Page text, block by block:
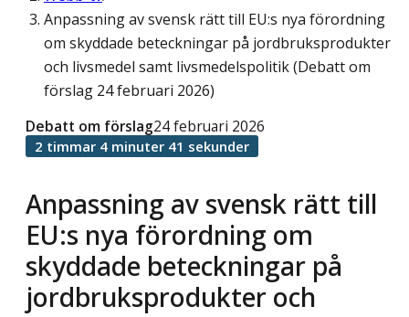
Anpassning av svensk rätt till EU:s nya förordning
om skyddade beteckningar på jordbruksprodukter
och livsmedel samt livsmedelspolitik (Debatt om
förslag 24 februari 2026)
Anpassning av svensk rätt till
EU:s nya förordning om
skyddade beteckningar på
jordbruksprodukter och
Debatt om förslag24 februari 2026
2 timmar 4 minuter 41 sekunder